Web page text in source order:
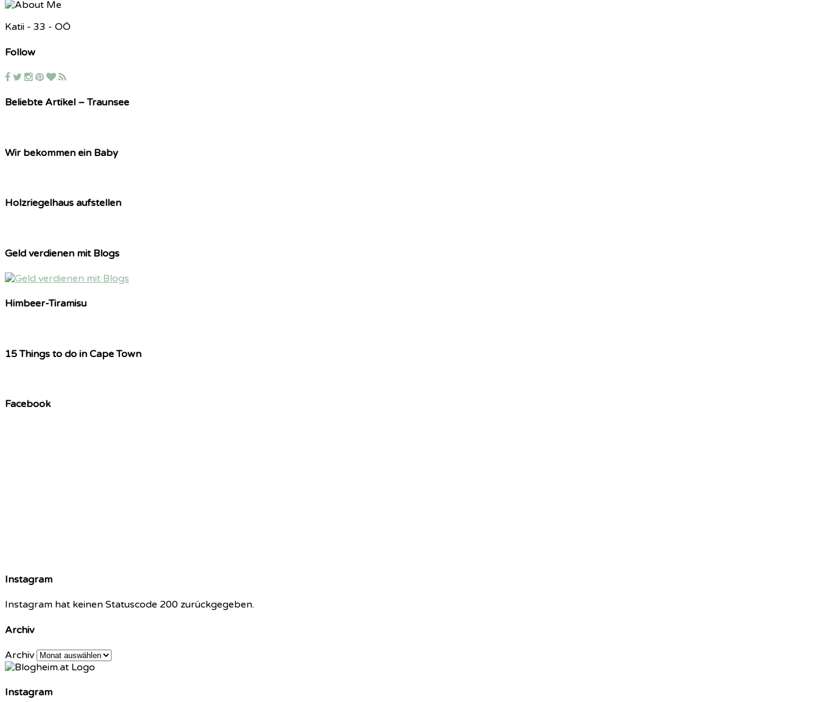
Katii - 33 - OÖ
Follow
Beliebte Artikel – Traunsee
Wir bekommen ein Baby
Holzriegelhaus aufstellen
Geld verdienen mit Blogs
Himbeer-Tiramisu
15 Things to do in Cape Town
Facebook
Instagram
Instagram hat keinen Statuscode 200 zurückgegeben.
Archiv
Archiv
Instagram